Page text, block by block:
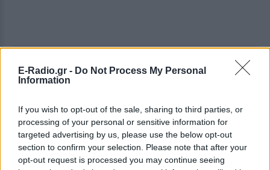
E-Radio.gr - Do Not Process My Personal
Information
If you wish to opt-out of the sale, sharing to third parties, or
processing of your personal or sensitive information for
targeted advertising by us, please use the below opt-out
section to confirm your selection. Please note that after your
opt-out request is processed you may continue seeing
ΔΕΙΤΕ ΕΠΙΣΗΣ
ΣΤΗΝ ΙΔΙΑ ΚΑΤΗΓΟΡΙΑ
Ηθοποιός του Χάρι Πότερ
άνοιξε OnlyFans και κερδίζει
περισσότερα απ` όσα σε όλη
της την καριέρα στην